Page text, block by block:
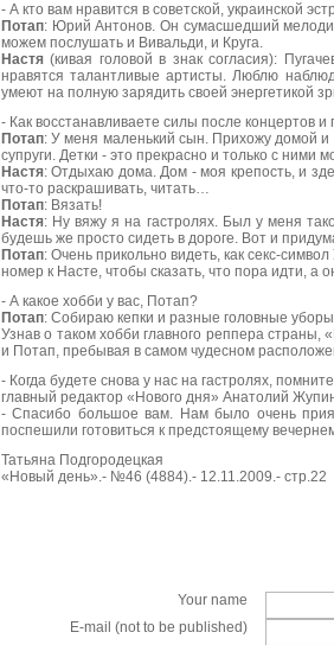
- А кто вам нравится в советской, украинской
Потап: Юрий Антонов. Он сумасшедший
можем послушать и Вивальди, и Круга.
Настя (кивая головой в знак согласия):
нравятся талантливые артисты. Люблю
умеют на полную зарядить своей энергетикой
- Как восстанавливаете силы после концертов и
Потап: У меня маленький сын. Прихожу домой
супруги. Детки - это прекрасно и только с ними
Настя: Отдыхаю дома. Дом - моя крепость, и
что-то раскрашивать, читать…
Потап: Вязать!
Настя: Ну вяжу я на гастролях. Был у меня
будешь же просто сидеть в дороге. Вот и
Потап: Очень прикольно видеть, как секс-
номер к Насте, чтобы сказать, что пора идти, а
- А какое хобби у вас, Потап?
Потап: Собираю кепки и разные головные
Узнав о таком хобби главного реппера
и Потап, пребывая в самом чудесном
- Когда будете снова у нас на гастролях,
главный редактор «Нового дня» Анатолий
- Спасибо большое вам. Нам было очень
поспешили готовиться к предстоящему
Татьяна Подгородецкая
«Новый день».- №46 (4884).- 12.11.2009.- стр.22
Your name
E-mail (not to be published)